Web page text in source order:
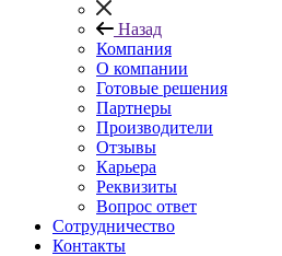
Назад
Компания
О компании
Готовые решения
Партнеры
Производители
Отзывы
Карьера
Реквизиты
Вопрос ответ
Сотрудничество
Контакты